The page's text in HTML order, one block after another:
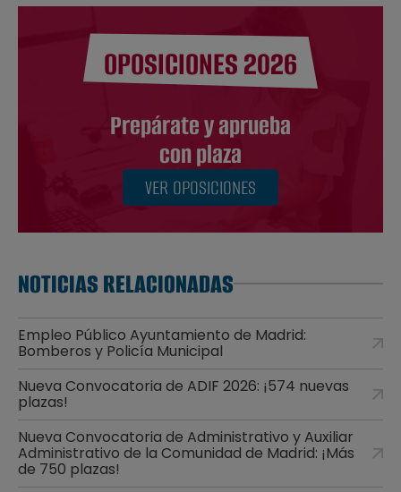
OPOSICIONES 2026
Prepárate y aprueba
con plaza
VER OPOSICIONES
NOTICIAS RELACIONADAS
Empleo Público Ayuntamiento de Madrid:
Bomberos y Policía Municipal
Nueva Convocatoria de ADIF 2026: ¡574 nuevas
plazas!
Nueva Convocatoria de Administrativo y Auxiliar
Administrativo de la Comunidad de Madrid: ¡Más
de 750 plazas!